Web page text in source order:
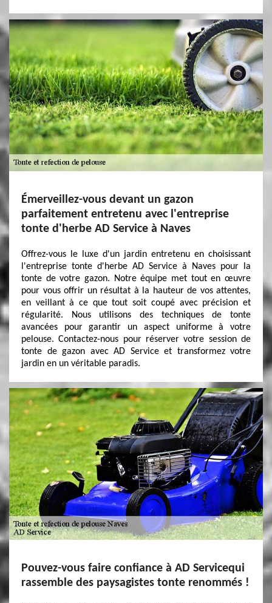
Émerveillez-vous devant un gazon
parfaitement entretenu avec l'entreprise
tonte d'herbe AD Service à Naves
Offrez-vous le luxe d'un jardin entretenu en choisissant
l'entreprise tonte d'herbe AD Service à Naves pour la
tonte de votre gazon. Notre équipe met tout en œuvre
pour vous offrir un résultat à la hauteur de vos attentes,
en veillant à ce que tout soit coupé avec précision et
régularité. Nous utilisons des techniques de tonte
avancées pour garantir un aspect uniforme à votre
pelouse. Contactez-nous pour réserver votre session de
tonte de gazon avec AD Service et transformez votre
jardin en un véritable paradis.
Pouvez-vous faire confiance à AD Servicequi
rassemble des paysagistes tonte renommés !